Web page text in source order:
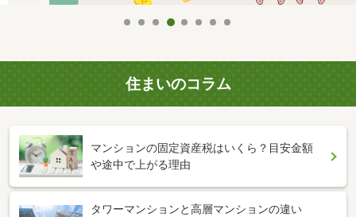
住まいのコラム
マンションの固定資産税はいくら？目安金額
や途中で上がる理由
タワーマンションと高層マンションの違い